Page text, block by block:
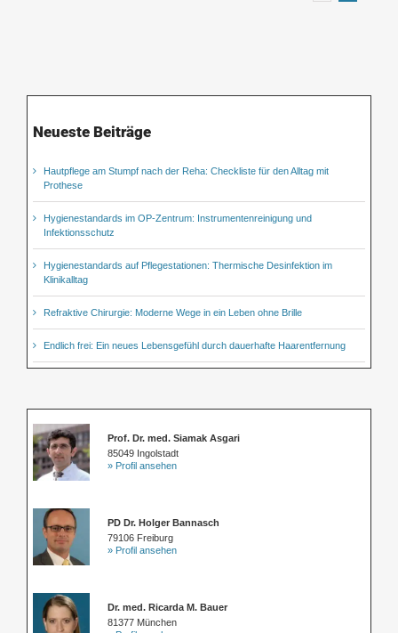
Neueste Beiträge
Hautpflege am Stumpf nach der Reha: Checkliste für den Alltag mit
Prothese
Hygienestandards im OP-Zentrum: Instrumentenreinigung und
Infektionsschutz
Hygienestandards auf Pflegestationen: Thermische Desinfektion im
Klinikalltag
Refraktive Chirurgie: Moderne Wege in ein Leben ohne Brille
Endlich frei: Ein neues Lebensgefühl durch dauerhafte Haarentfernung
Prof. Dr. med. Siamak Asgari
85049 Ingolstadt
» Profil ansehen
PD Dr. Holger Bannasch
79106 Freiburg
» Profil ansehen
Dr. med. Ricarda M. Bauer
81377 München